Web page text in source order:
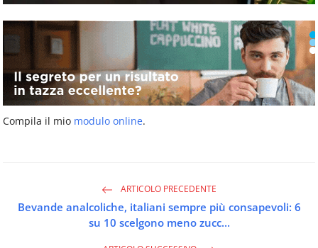
Compila il mio modulo online.
ARTICOLO PRECEDENTE
Bevande analcoliche, italiani sempre più consapevoli: 6
su 10 scelgono meno zucc...